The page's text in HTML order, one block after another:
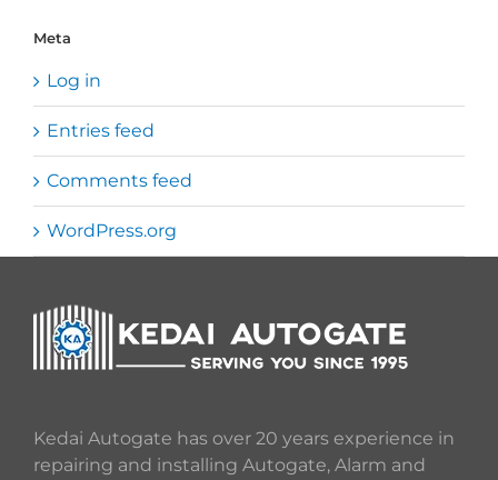
Meta
Log in
Entries feed
Comments feed
WordPress.org
Kedai Autogate has over 20 years experience in
repairing and installing Autogate, Alarm and